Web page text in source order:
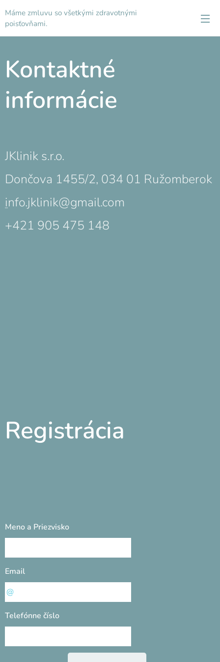
Máme zmluvu so všetkými zdravotnými
poisťovňami.
Kontaktné
informácie
JKlinik s.r.o.
Dončova 1455/2, 034 01 Ružomberok
info.jklinik@gmail.com
+421 905 475 148
Registrácia
Meno a Priezvisko
Email
Telefónne číslo